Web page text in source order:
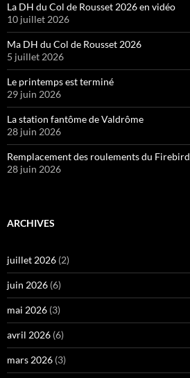
La DH du Col de Rousset 2026 en vidéo
10 juillet 2026
Ma DH du Col de Rousset 2026
5 juillet 2026
Le printemps est terminé
29 juin 2026
La station fantôme de Valdrôme
28 juin 2026
Remplacement des roulements du Firebird
28 juin 2026
ARCHIVES
juillet 2026 (2)
juin 2026 (6)
mai 2026 (3)
avril 2026 (6)
mars 2026 (3)